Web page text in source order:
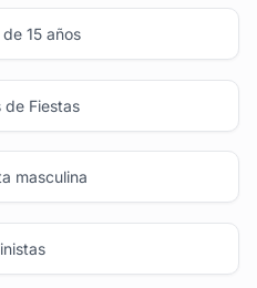
15 años
de Fiestas
masculina